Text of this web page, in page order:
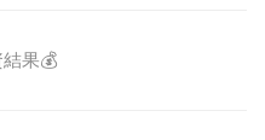
果💰